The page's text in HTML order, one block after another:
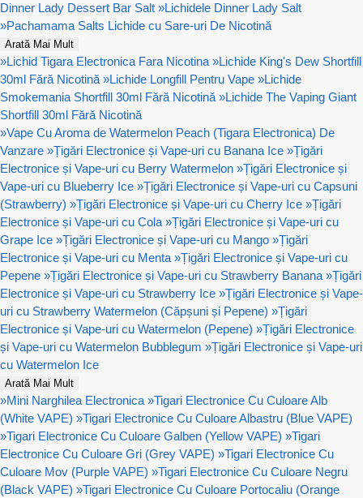
Dinner Lady Dessert Bar Salt »Lichidele Dinner Lady Salt
»Pachamama Salts Lichide cu Sare-uri De Nicotină
Arată Mai Mult
»Lichid Tigara Electronica Fara Nicotina »Lichide King's Dew Shortfill
30ml Fără Nicotină »Lichide Longfill Pentru Vape »Lichide
Smokemania Shortfill 30ml Fără Nicotină »Lichide The Vaping Giant
Shortfill 30ml Fără Nicotină
»Vape Cu Aroma de Watermelon Peach (Tigara Electronica) De
Vanzare »Țigări Electronice și Vape-uri cu Banana Ice »Țigări
Electronice și Vape-uri cu Berry Watermelon »Țigări Electronice și
Vape-uri cu Blueberry Ice »Țigări Electronice și Vape-uri cu Capsuni
(Strawberry) »Țigări Electronice și Vape-uri cu Cherry Ice »Țigări
Electronice și Vape-uri cu Cola »Țigări Electronice și Vape-uri cu
Grape Ice »Țigări Electronice și Vape-uri cu Mango »Țigări
Electronice și Vape-uri cu Menta »Țigări Electronice și Vape-uri cu
Pepene »Țigări Electronice și Vape-uri cu Strawberry Banana »Țigări
Electronice și Vape-uri cu Strawberry Ice »Țigări Electronice și Vape-
uri cu Strawberry Watermelon (Căpșuni și Pepene) »Țigări
Electronice și Vape-uri cu Watermelon (Pepene) »Țigări Electronice
și Vape-uri cu Watermelon Bubblegum »Țigări Electronice și Vape-uri
cu Watermelon Ice
Arată Mai Mult
»Mini Narghilea Electronica »Tigari Electronice Cu Culoare Alb
(White VAPE) »Tigari Electronice Cu Culoare Albastru (Blue VAPE)
»Tigari Electronice Cu Culoare Galben (Yellow VAPE) »Tigari
Electronice Cu Culoare Gri (Grey VAPE) »Tigari Electronice Cu
Culoare Mov (Purple VAPE) »Tigari Electronice Cu Culoare Negru
(Black VAPE) »Tigari Electronice Cu Culoare Portocaliu (Orange